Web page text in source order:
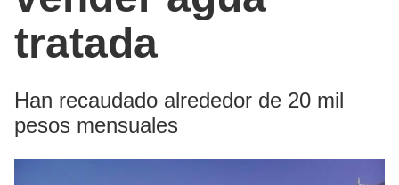
tratada
Han recaudado alrededor de 20 mil
pesos mensuales